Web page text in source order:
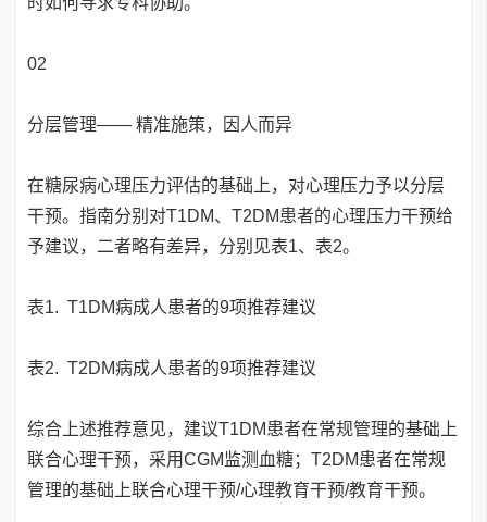
02
分层管理—— 精准施策，因人而异
在糖尿病心理压力评估的基础上，对心理压力予以分层
干预。指南分别对T1DM、T2DM患者的心理压力干预给
予建议，二者略有差异，分别见表1、表2。
表1. T1DM病成人患者的9项推荐建议
表2. T2DM病成人患者的9项推荐建议
综合上述推荐意见，建议T1DM患者在常规管理的基础上
联合心理干预，采用CGM监测血糖；T2DM患者在常规
管理的基础上联合心理干预/心理教育干预/教育干预。